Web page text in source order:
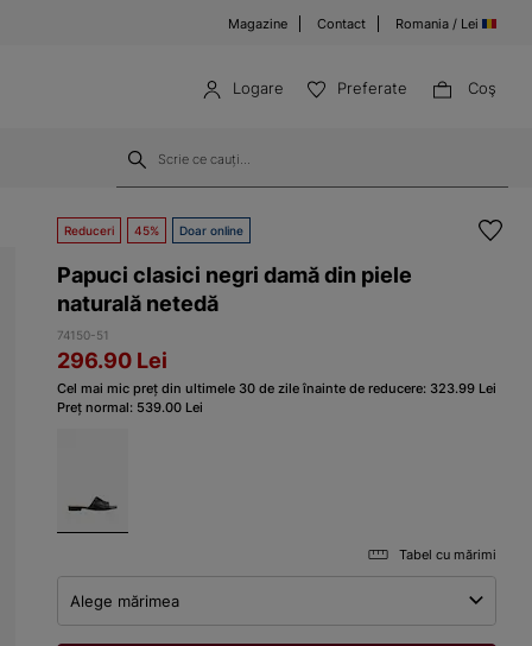
Magazine Contact Romania / Lei
Logare Preferate Coş
Reduceri 45% Doar online
Papuci clasici negri damă din piele
naturală netedă
74150-51
296.90 Lei
Cel mai mic preț din ultimele 30 de zile înainte de reducere: 323.99 Lei
Preț normal: 539.00 Lei
Tabel cu mărimi
Alege mărimea